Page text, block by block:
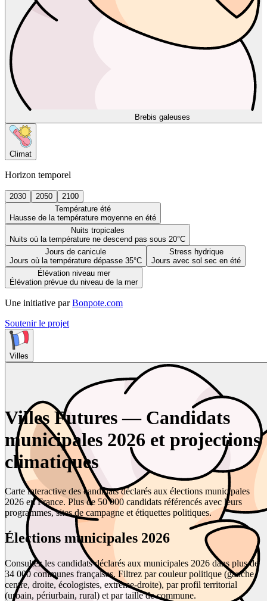
Brebis galeuses
Climat
Horizon temporel
2030 2050
2100
Température été
Hausse de la température moyenne en été
Nuits tropicales
Nuits où la température ne descend pas sous 20°C
Jours de canicule
Jours où la température dépasse 35°C
Stress hydrique
Jours avec sol sec en été
Élévation niveau mer
Élévation prévue du niveau de la mer
Une initiative par Bonpote.com
Soutenir le projet
Villes
Villes Futures — Candidats
municipales 2026 et projections
climatiques
Carte interactive des candidats déclarés aux élections municipales
2026 en France. Plus de 50 000 candidats référencés avec leurs
programmes, sites de campagne et étiquettes politiques.
Élections municipales 2026
Consultez les candidats déclarés aux municipales 2026 dans plus de
34 000 communes françaises. Filtrez par couleur politique (gauche,
centre, droite, écologistes, extrême-droite), par profil territorial
(urbain, périurbain, rural) et par taille de commune.